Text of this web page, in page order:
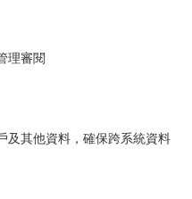
理審閱
及其他資料，確保跨系統資料